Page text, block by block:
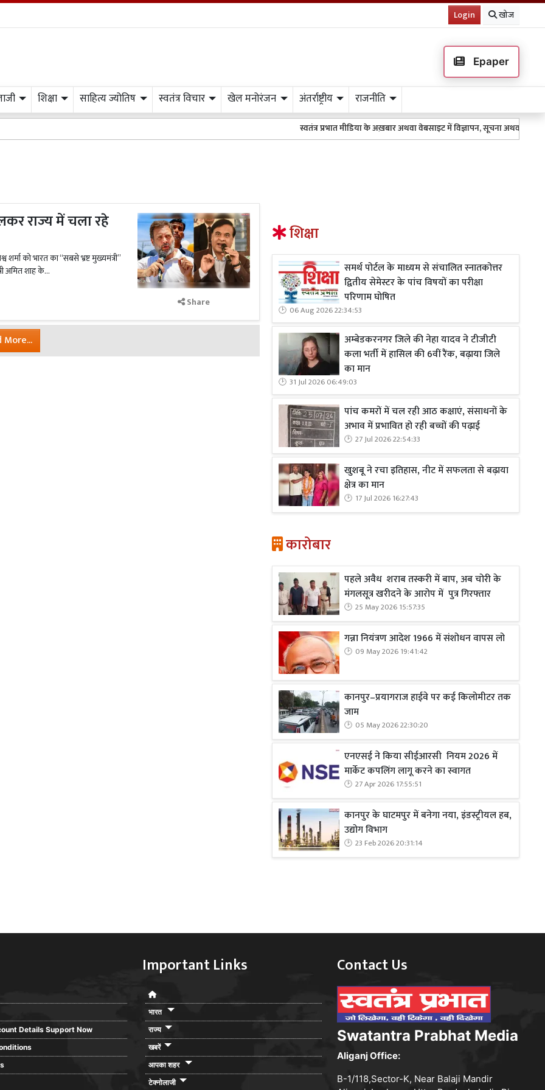
Login खोज
Epaper
शिक्षा साहित्य ज्योतिष स्वतंत्र विचार खेल मनोरंजन अंतर्राष्ट्रीय राजनीति
स्वतंत्र प्रभात मीडिया के अख़बार अथवा वेबसाइट में विज्ञापन, सूचना अथवा किसी
राज्य में चला रहे
को भारत का ‘‘सबसे भ्रष्ट मुख्यमंत्री’’
अमित शाह के...
Share
More...
शिक्षा
समर्थ पोर्टल के माध्यम से संचालित स्नातकोत्तर
द्वितीय सेमेस्टर के पांच विषयों का परीक्षा
परिणाम घोषित
06 Aug 2026 22:34:53
अम्बेडकरनगर जिले की नेहा यादव ने टीजीटी
कला भर्ती में हासिल की 6वीं रैंक, बढ़ाया जिले
का मान
31 Jul 2026 06:49:03
पांच कमरों में चल रही आठ कक्षाएं, संसाधनों के
अभाव में प्रभावित हो रही बच्चों की पढ़ाई
27 Jul 2026 22:54:33
खुशबू ने रचा इतिहास, नीट में सफलता से बढ़ाया
क्षेत्र का मान
17 Jul 2026 16:27:43
कारोबार
पहले अवैध शराब तस्करी में बाप, अब चोरी के
मंगलसूत्र खरीदने के आरोप में पुत्र गिरफ्तार
25 May 2026 15:57:35
गन्ना नियंत्रण आदेश 1966 में संशोधन वापस लो
09 May 2026 19:41:42
कानपुर–प्रयागराज हाईवे पर कई किलोमीटर तक
जाम
05 May 2026 22:30:20
एनएसई ने किया सीईआरसी नियम 2026 में
मार्केट कपलिंग लागू करने का स्वागत
27 Apr 2026 17:55:51
कानपुर के घाटमपुर में बनेगा नया, इंडस्ट्रीयल हब,
उद्योग विभाग
23 Feb 2026 20:31:14
Details Support Now
Important Links
भारत
राज्य
खबरें
आपका शहर
टेक्नोलाजी
Contact Us
Swatantra Prabhat Media
Aliganj Office:
B-1/118,Sector-K, Near Balaji Mandir